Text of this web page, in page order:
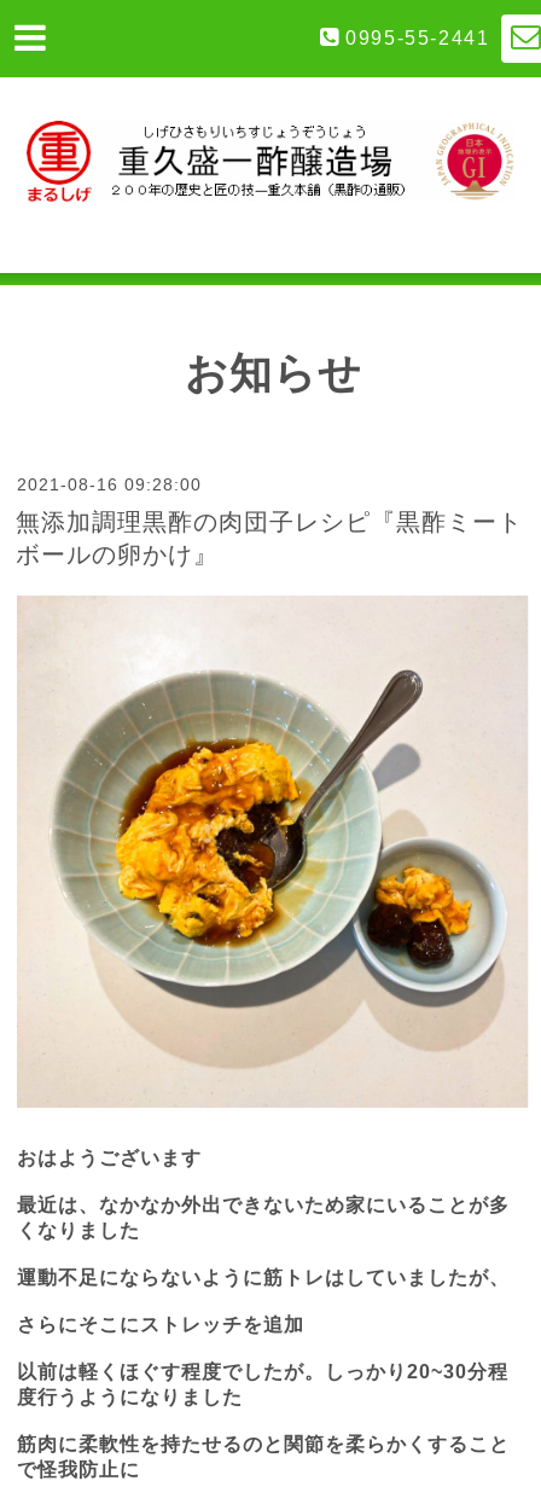
0995-55-2441
お知らせ
2021-08-16 09:28:00
無添加調理黒酢の肉団子レシピ『黒酢ミート
ボールの卵かけ』
おはようございます
最近は、なかなか外出できないため家にいることが多
くなりました
運動不足にならないように筋トレはしていましたが、
さらにそこにストレッチを追加
以前は軽くほぐす程度でしたが。しっかり20~30分程
度行うようになりました
筋肉に柔軟性を持たせるのと関節を柔らかくすること
で怪我防止に